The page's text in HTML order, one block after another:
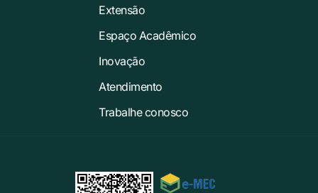
Extensão
Espaço Acadêmico
Inovação
Atendimento
Trabalhe conosco